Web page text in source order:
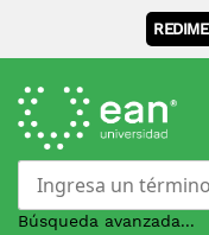
Búsqueda avanzada...